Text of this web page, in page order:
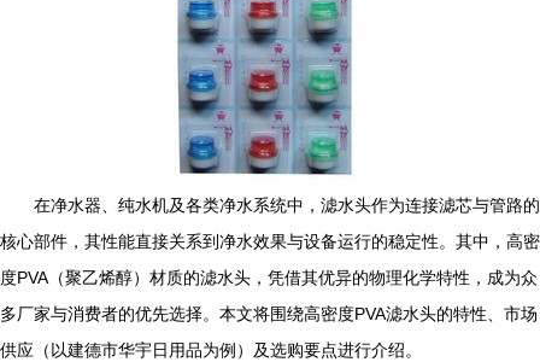
在净水器、纯水机及各类净水系统中，滤水头作为连接滤芯与管路的
核心部件，其性能直接关系到净水效果与设备运行的稳定性。其中，高密
度PVA（聚乙烯醇）材质的滤水头，凭借其优异的物理化学特性，成为众
多厂家与消费者的优先选择。本文将围绕高密度PVA滤水头的特性、市场
供应（以建德市华宇日用品为例）及选购要点进行介绍。